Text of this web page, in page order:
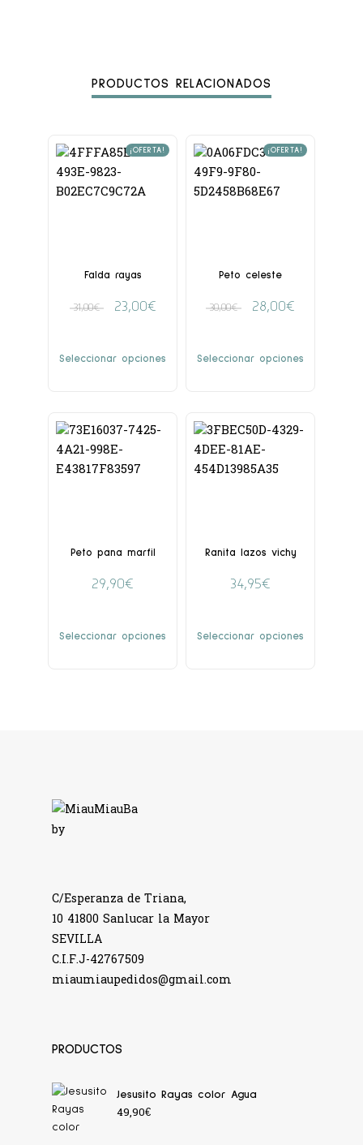
PRODUCTOS RELACIONADOS
¡OFERTA!
Falda rayas
31,00€ 23,00€
Seleccionar opciones
¡OFERTA!
Peto celeste
30,00€ 28,00€
Seleccionar opciones
Peto pana marfil
29,90€
Seleccionar opciones
Ranita lazos vichy
34,95€
Seleccionar opciones
C/Esperanza de Triana,
10 41800 Sanlucar la Mayor
SEVILLA
C.I.F.J-42767509
miaumiaupedidos@gmail.com
PRODUCTOS
Jesusito Rayas color Agua
49,90€